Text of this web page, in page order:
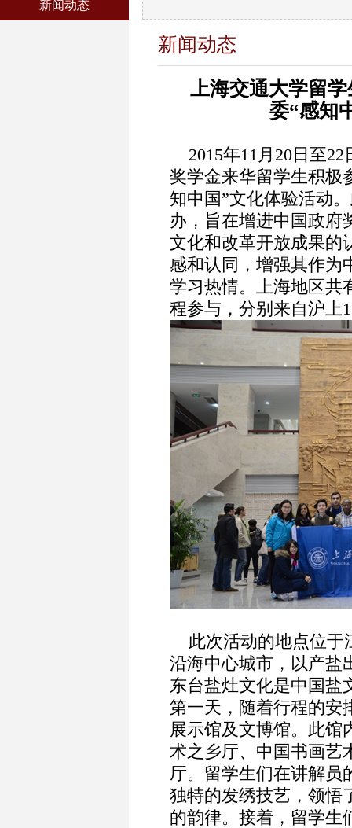
新闻动态
新闻动态
上海交通大学留
委“感知
2015年11月20日至22
奖学金来华留学生积极
知中国”文化体验活动
办，旨在增进中国政府
文化和改革开放成果的
感和认同，增强其作为
学习热情。上海地区共
程参与，分别来自沪上
此次活动的地点位于
沿海中心城市，以产盐
东台盐灶文化是中国盐
第一天，随着行程的安
展示馆及文博馆。此馆
术之乡厅、中国书画艺
厅。留学生们在讲解员
独特的发绣技艺，领悟
的韵律。接着，留学生